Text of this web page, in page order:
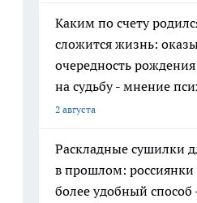
Каким по счету
сложится жизнь:
очередность
на судьбу - мнение
2 августа
Раскладные сушилки
в прошлом:
более удобный способ